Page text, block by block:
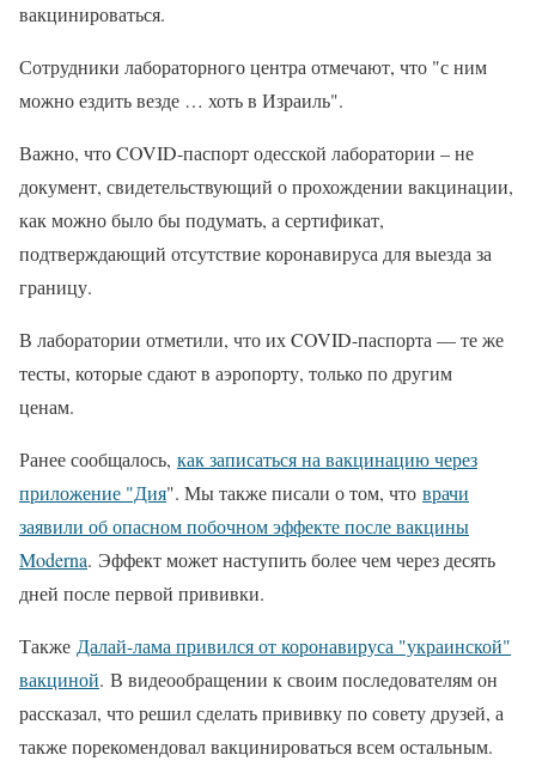
вакцинироваться.
Сотрудники лабораторного центра отмечают, что "с ним
можно ездить везде … хоть в Израиль".
Важно, что COVID-паспорт одесской лаборатории – не
документ, свидетельствующий о прохождении вакцинации,
как можно было бы подумать, а сертификат,
подтверждающий отсутствие коронавируса для выезда за
границу.
В лаборатории отметили, что их COVID-паспорта — те же
тесты, которые сдают в аэропорту, только по другим
ценам.
Ранее сообщалось, как записаться на вакцинацию через
приложение "Дия". Мы также писали о том, что врачи
заявили об опасном побочном эффекте после вакцины
Moderna. Эффект может наступить более чем через десять
дней после первой прививки.
Также Далай-лама привился от коронавируса "украинской"
вакциной. В видеообращении к своим последователям он
рассказал, что решил сделать прививку по совету друзей, а
также порекомендовал вакцинироваться всем остальным.